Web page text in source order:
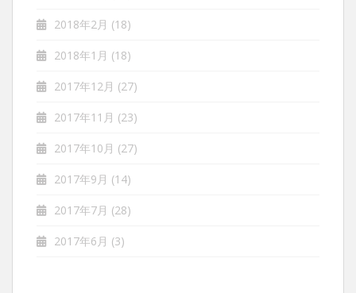
2018年2月 (18)
2018年1月 (18)
2017年12月 (27)
2017年11月 (23)
2017年10月 (27)
2017年9月 (14)
2017年7月 (28)
2017年6月 (3)